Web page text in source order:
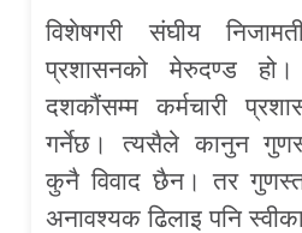
विशेषगरी संघीय
प्रशासनको मेरुदण्ड
दशकौंसम्म कर्मचारी
गर्नेछ। त्यसैले कानुन
कुनै विवाद छैन। तर
अनावश्यक ढिलाइ पनि